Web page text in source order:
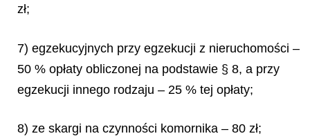
zł;
7) egzekucyjnych przy egzekucji z nieruchomości –
50 % opłaty obliczonej na podstawie § 8, a przy
egzekucji innego rodzaju – 25 % tej opłaty;
8) ze skargi na czynności komornika – 80 zł;